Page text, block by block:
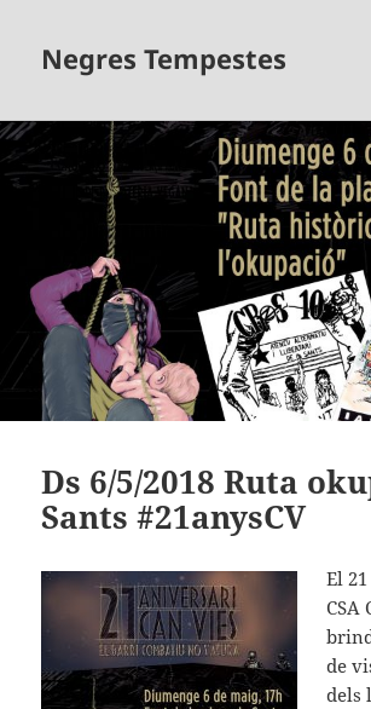
Negres Tempestes
Ds 6/5/2018 Ruta
Sants #21anysCV
El
CSA
de
dels